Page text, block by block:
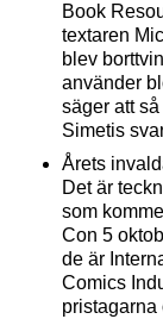
Book
textaren
blev
använder
säger att
Simetis
Årets
Det är
som
Con 5
de är
Comics
pristagarna